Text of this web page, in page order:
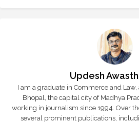
Updesh
I am a graduate in Commerce and
Bhopal, the capital city of Madhya
working in journalism since 1994. Over
several prominent publications,